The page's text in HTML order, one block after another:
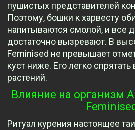
пушистых представителей
Поэтому, бошки к харвесту
напитываются смолой, и все
достаточно вызревают. В
Feminised не превышает
куст ниже. Его легко
растений.
Влияние на организм
Ритуал курения настоящее